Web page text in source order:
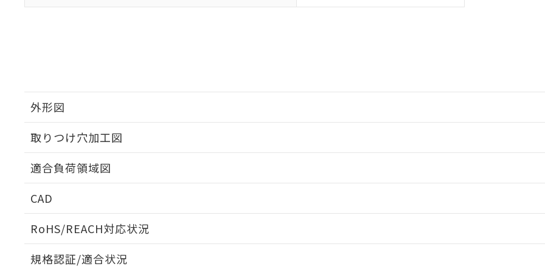
外形図
取りつけ穴加工図
適合負荷領域図
CAD
RoHS/REACH対応状況
規格認証/適合状況